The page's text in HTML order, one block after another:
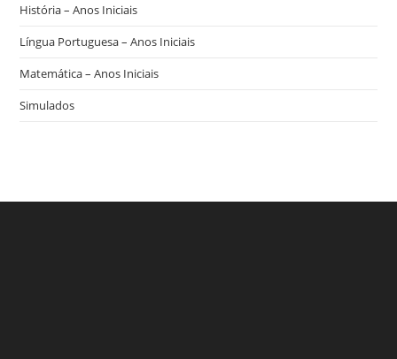
História – Anos Iniciais
Língua Portuguesa – Anos Iniciais
Matemática – Anos Iniciais
Simulados